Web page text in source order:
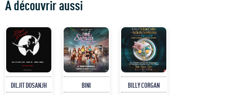
À découvrir aussi
DILJIT DOSANJH BINI BILLY CORGAN